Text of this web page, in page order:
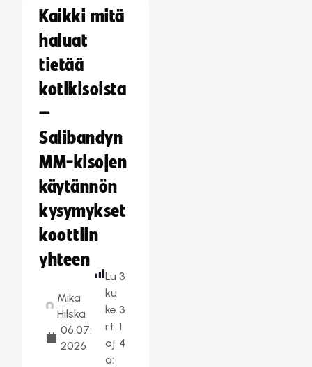
Kaikki mitä
haluat
tietää
kotikisoista
–
Salibandyn
MM-kisojen
käytännön
kysymykset
koottiin
yhteen
Mika
Hilska
06.07.
2026
Lu
ku
ke
rt
oj
a:
3
3
1
4